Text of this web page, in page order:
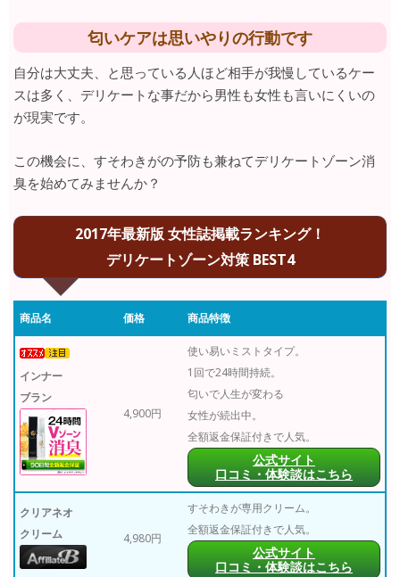
匂いケアは思いやりの行動です
自分は大丈夫、と思っている人ほど相手が我慢しているケー
スは多く、デリケートな事だから男性も女性も言いにくいの
が現実です。
この機会に、すそわきがの予防も兼ねてデリケートゾーン消
臭を始めてみませんか？
2017年最新版 女性誌掲載ランキング！
デリケートゾーン対策 BEST4
商品名 価格 商品特徴
インナー
ブラン
4,900円
使い易いミストタイプ。
1回で24時間持続。
匂いで人生が変わる
女性が続出中。
全額返金保証付きで人気。
公式サイト
口コミ・体験談はこちら
クリアネオ
クリーム
4,980円
すそわきが専用クリーム。
全額返金保証付きで人気。
公式サイト
口コミ・体験談はこちら